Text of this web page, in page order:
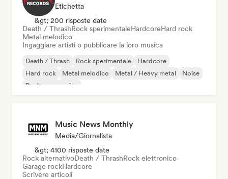
Etichetta
&gt; 200 risposte date
Death / ThrashRock sperimentaleHardcoreHard rock
Metal melodico
Ingaggiare artisti o pubblicare la loro musica
Death / Thrash Rock sperimentale
Hardcore
Hard rock
Metal melodico Metal / Heavy metal
Noise
Rock progressivo
Music News Monthly
Media/Giornalista
&gt; 4100 risposte date
Rock alternativoDeath / ThrashRock elettronico
Garage rockHardcore
Scrivere articoli